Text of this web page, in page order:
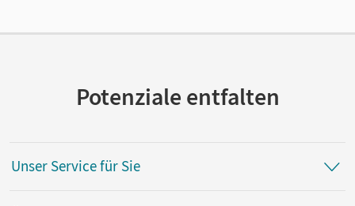
Potenziale entfalten
Unser Service für Sie